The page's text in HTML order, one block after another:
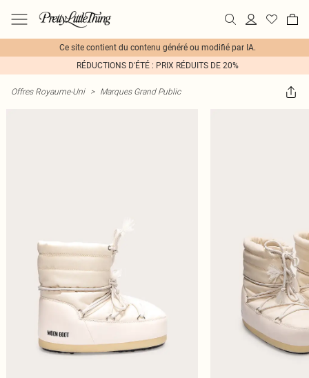
Ce site contient du contenu généré ou modifié par IA.
RÉDUCTIONS D'ÉTÉ : PRIX RÉDUITS DE 20%
Offres Royaume-Uni > Marques Grand Public